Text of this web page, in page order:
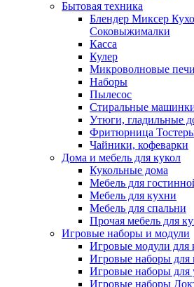
Бытовая техника
Блендер Миксер
Соковыжималки
Касса
Кулер
Микроволновые
Наборы
Пылесос
Стиральные
Утюги, гладильные
Фритюрница
Чайники, кофеварки
Дома и мебель для кукол
Кукольные дома
Мебель для
Мебель для кухни
Мебель для спальни
Прочая мебель для
Игровые наборы и модули
Игровые модули для
Игровые наборы для
Игровые наборы для
Игровые наборы